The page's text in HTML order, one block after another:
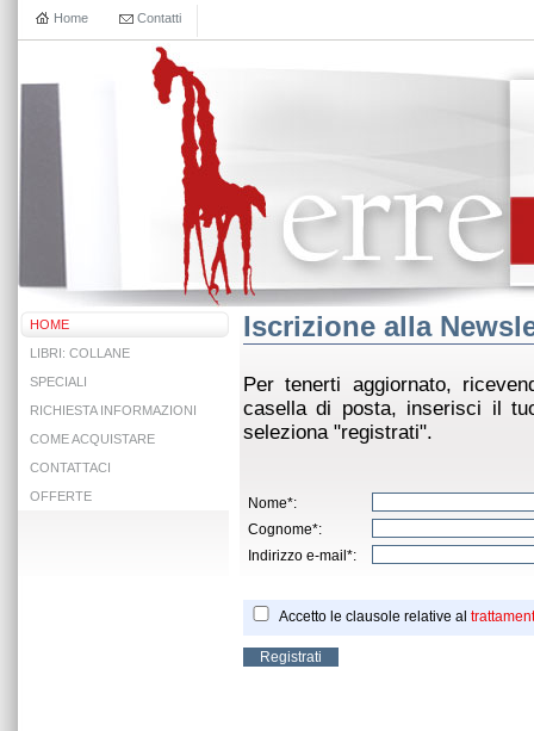
Home Contatti
HOME
LIBRI: COLLANE
SPECIALI
RICHIESTA INFORMAZIONI
COME ACQUISTARE
CONTATTACI
OFFERTE
Iscrizione alla
Per tenerti aggiornato,
casella di posta, inserisci il
seleziona "registrati".
Nome*:
Cognome*:
Indirizzo e-mail*:
Accetto le clausole relative al